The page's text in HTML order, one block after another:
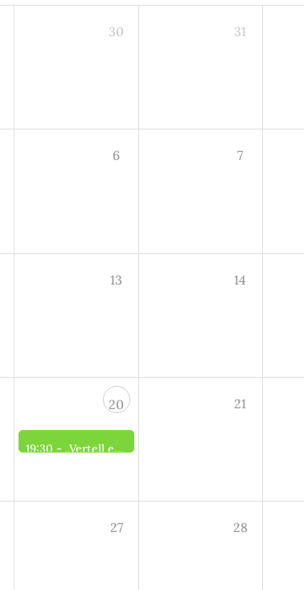
30 31
6 7
13 14
20
19:30 - „Vertell es" Gesprächskreis
21
27 28